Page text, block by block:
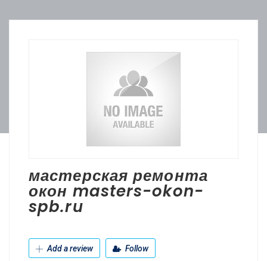
мастерская ремонта
окон masters-okon-
spb.ru
Add a review Follow